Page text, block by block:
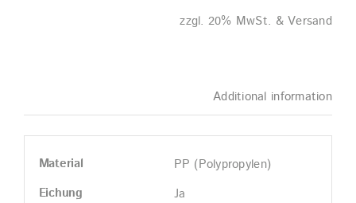
zzgl. 20% MwSt. & Versand
Additional information
Material
PP (Polypropylen)
Eichung
Ja